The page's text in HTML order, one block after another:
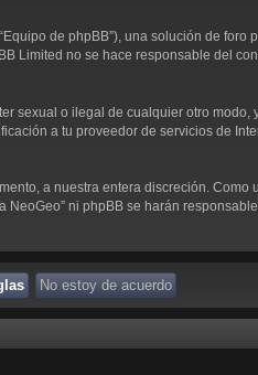
de phpBB”), una solución de foro
Limited no se hace responsable del
sexual o ilegal de cualquier otro
a tu proveedor de servicios de
a nuestra entera discreción.
ni phpBB se harán